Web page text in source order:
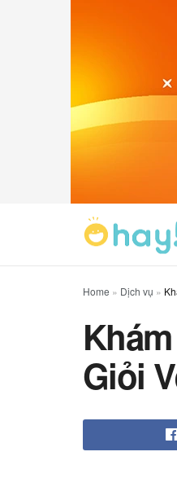
Home » Dịch vụ »
Giỏi